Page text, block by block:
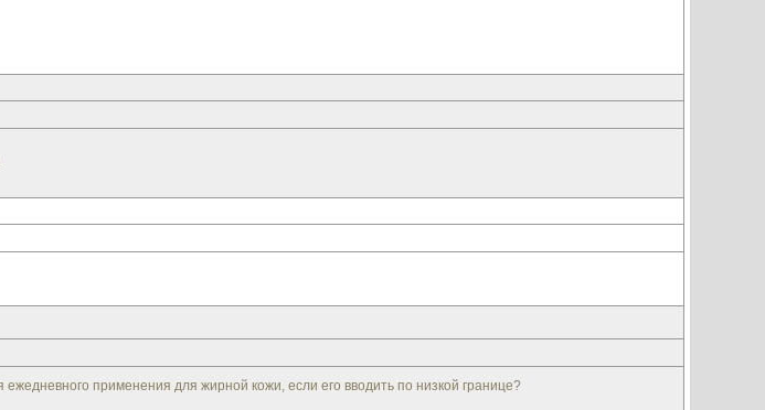
применения для жирной кожи, если его вводить по низкой границе?